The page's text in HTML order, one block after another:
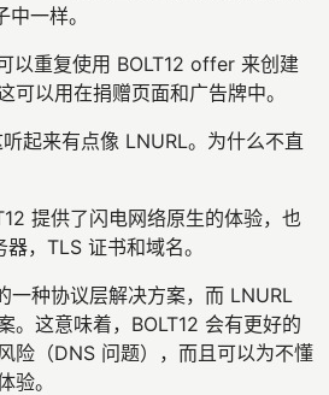
一样。
以重复使用 BOLT12 offer 来创建
可以用在捐赠页面和广告牌中。
起来有点像 LNURL。为什么不直
提供了闪电网络原生的体验，也
，TLS 证书和域名。
一种协议层解决方案，而 LNURL
。这意味着，BOLT12 会有更好的
险（DNS 问题），而且可以为不懂
验。